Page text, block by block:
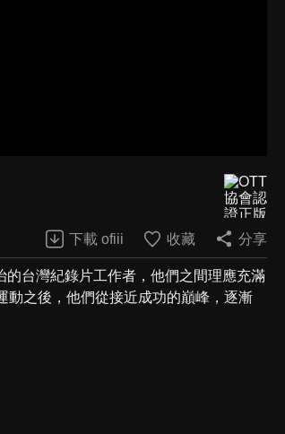
下載 ofiii 收藏 分享
台灣紀錄片工作者，他們之間理應充滿
動之後，他們從接近成功的巔峰，逐漸